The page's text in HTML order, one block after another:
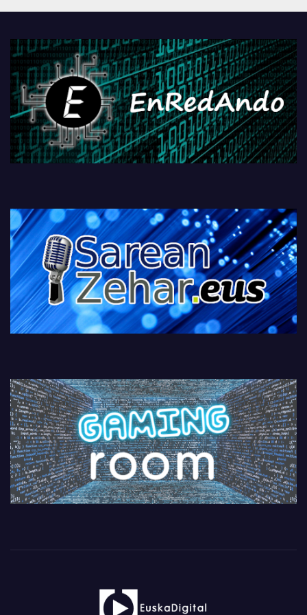
PlayStationeko bideojoko